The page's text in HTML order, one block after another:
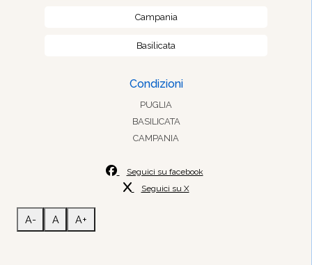
Campania
Basilicata
Condizioni
PUGLIA
BASILICATA
CAMPANIA
Seguici su facebook
Seguici su X
A- A A+